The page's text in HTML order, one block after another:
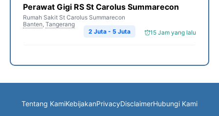
Perawat Gigi RS St Carolus Summarecon
Rumah Sakit St Carolus Summarecon
Banten, Tangerang
15 Jam yang lalu
2 Juta - 5 Juta
Tentang KamiKebijakanPrivacyDisclaimerHubungi Kami